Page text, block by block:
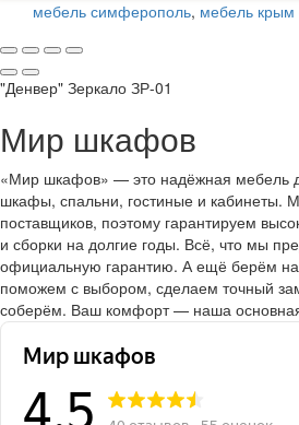
мебель симферополь, мебель крым
"Денвер" Зеркало ЗР-01
Мир шкафов
«Мир шкафов» — это надёжная мебель
шкафы, спальни, гостиные и кабинеты.
поставщиков, поэтому гарантируем
и сборки на долгие годы. Всё, что мы
официальную гарантию. А ещё берём
поможем с выбором, сделаем точный
соберём. Ваш комфорт — наша